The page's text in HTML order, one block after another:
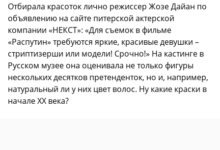
Отбирала красоток лично режиссер Жозе Дайан по
объявлению на сайте питерской актерской
компании «НЕКСТ»: «Для съемок в фильме
«Распутин» требуются яркие, красивые девушки –
стриптизерши или модели! Срочно!» На кастинге в
Русском музее она оценивала не только фигуры
нескольких десятков претенденток, но и, например,
натуральный ли у них цвет волос. Ну какие краски в
начале XX века?